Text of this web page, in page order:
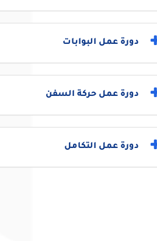
دورة عمل البوابات
دورة عمل حركة السفن
دورة عمل التكامل